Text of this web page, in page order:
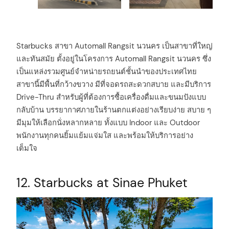
Starbucks สาขา Automall Rangsit นวนคร เป็นสาขาที่ใหญ่
และทันสมัย ตั้งอยู่ในโครงการ Automall Rangsit นวนคร ซึ่ง
เป็นแหล่งรวมศูนย์จำหน่ายรถยนต์ชั้นนำของประเทศไทย
สาขานี้มีพื้นที่กว้างขวาง มีที่จอดรถสะดวกสบาย และมีบริการ
Drive-Thru สำหรับผู้ที่ต้องการซื้อเครื่องดื่มและขนมปังแบบ
กลับบ้าน บรรยากาศภายในร้านตกแต่งอย่างเรียบง่าย สบาย ๆ
มีมุมให้เลือกนั่งหลากหลาย ทั้งแบบ Indoor และ Outdoor
พนักงานทุกคนยิ้มแย้มแจ่มใส และพร้อมให้บริการอย่าง
เต็มใจ
12. Starbucks at Sinae Phuket